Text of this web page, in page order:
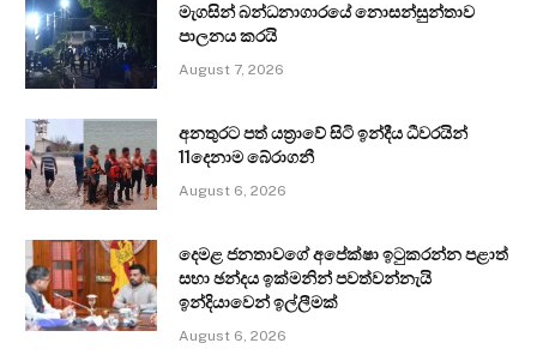
මැගසින් බන්ධනාගාරයේ නොසන්සුන්තාව
පාලනය කරයි
August 7, 2026
අනතුරට පත් යත්‍රාවේ සිටි ඉන්දීය ධීවරයින්
11දෙනාම බේරාගනී
August 6, 2026
දෙමළ ජනතාවගේ අපේක්ෂා ඉටුකරන්න පළාත්
සභා ඡන්දය ඉක්මනින් පවත්වන්නැයි
ඉන්දියාවෙන් ඉල්ලීමක්
August 6, 2026